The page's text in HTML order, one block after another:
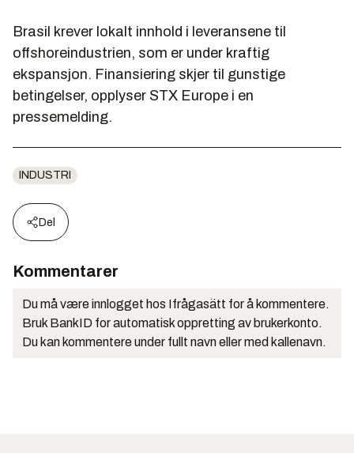
Brasil krever lokalt innhold i leveransene til
offshoreindustrien, som er under kraftig
ekspansjon. Finansiering skjer til gunstige
betingelser, opplyser STX Europe i en
pressemelding.
INDUSTRI
Del
Kommentarer
Du må være innlogget hos Ifrågasätt for å kommentere.
Bruk BankID for automatisk oppretting av brukerkonto.
Du kan kommentere under fullt navn eller med kallenavn.